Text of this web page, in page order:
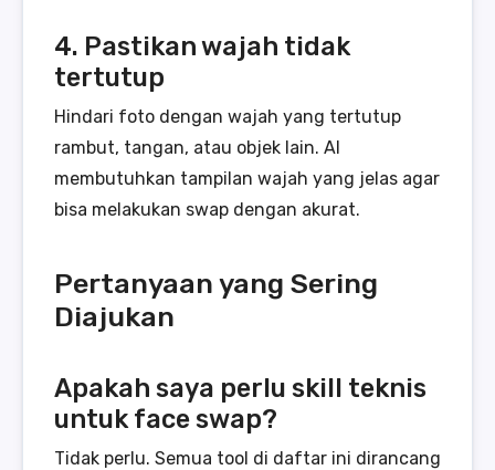
4. Pastikan wajah tidak
tertutup
Hindari foto dengan wajah yang tertutup
rambut, tangan, atau objek lain. AI
membutuhkan tampilan wajah yang jelas agar
bisa melakukan swap dengan akurat.
Pertanyaan yang Sering
Diajukan
Apakah saya perlu skill teknis
untuk face swap?
Tidak perlu. Semua tool di daftar ini dirancang